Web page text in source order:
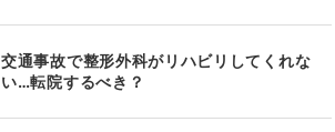
交通事故で整形外科がリハビリしてくれな
い…転院するべき？